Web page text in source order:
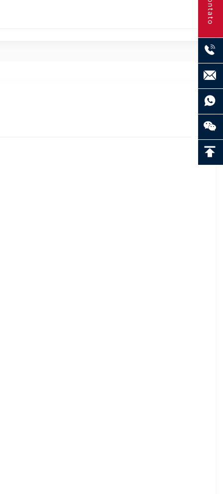
Contato